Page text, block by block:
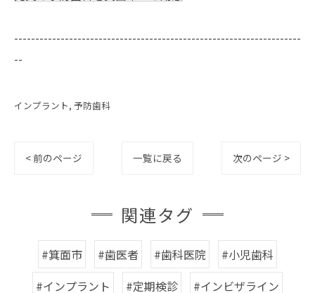
--------------------------------------------------------------------
--
インプラント 予防歯科
< 前のページ 一覧に戻る 次のページ >
関連タグ
#箕面市 #歯医者 #歯科医院
#小児歯科
#インプラント
#定期検診
#インビザライン